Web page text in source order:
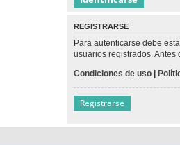
REGISTRARSE
Para autenticarse debe
usuarios registrados.
Condiciones de uso |
Registrarse